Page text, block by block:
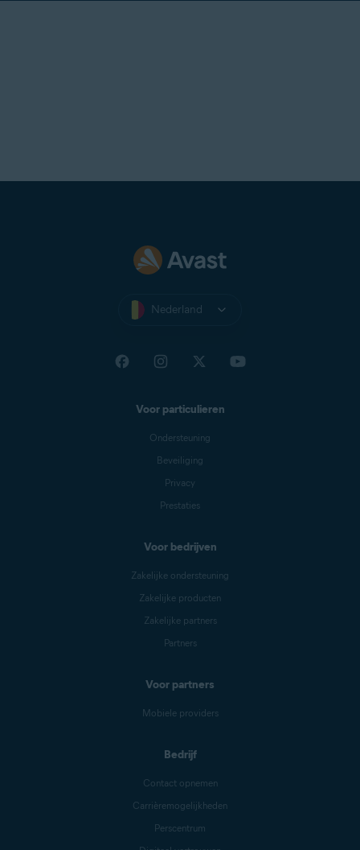
Nederland
Voor particulieren
Ondersteuning
Beveiliging
Privacy
Prestaties
Voor bedrijven
Zakelijke ondersteuning
Zakelijke producten
Zakelijke partners
Partners
Voor partners
Mobiele providers
Bedrijf
Contact opnemen
Carrièremogelijkheden
Perscentrum